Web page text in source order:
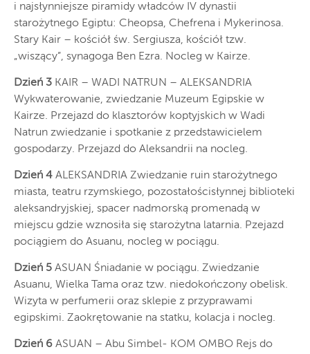
i najsłynniejsze piramidy władców IV dynastii
starożytnego Egiptu: Cheopsa, Chefrena i Mykerinosa.
Stary Kair – kościół św. Sergiusza, kościół tzw.
„wiszący”, synagoga Ben Ezra. Nocleg w Kairze.
Dzień 3 KAIR – WADI NATRUN – ALEKSANDRIA
Wykwaterowanie, zwiedzanie Muzeum Egipskie w
Kairze. Przejazd do klasztorów koptyjskich w Wadi
Natrun zwiedzanie i spotkanie z przedstawicielem
gospodarzy. Przejazd do Aleksandrii na nocleg.
Dzień 4 ALEKSANDRIA Zwiedzanie ruin starożytnego
miasta, teatru rzymskiego, pozostałościsłynnej biblioteki
aleksandryjskiej, spacer nadmorską promenadą w
miejscu gdzie wznosiła się starożytna latarnia. Pzejazd
pociągiem do Asuanu, nocleg w pociągu.
Dzień 5 ASUAN Śniadanie w pociągu. Zwiedzanie
Asuanu, Wielka Tama oraz tzw. niedokończony obelisk.
Wizyta w perfumerii oraz sklepie z przyprawami
egipskimi. Zaokrętowanie na statku, kolacja i nocleg.
Dzień 6 ASUAN – Abu Simbel- KOM OMBO Rejs do